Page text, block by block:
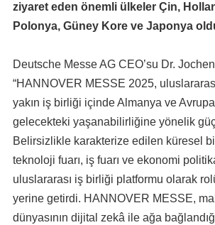
ziyaret eden önemli ülkeler Çin,
Polonya, Güney Kore ve Japonya
Deutsche Messe AG CEO’su Dr.
“HANNOVER MESSE 2025,
yakın iş birliği içinde Almanya ve
gelecekteki yaşanabilirliğine yönelik
Belirsizlikle karakterize edilen küresel
teknoloji fuarı, iş fuarı ve ekonomi
uluslararası iş birliği platformu olarak
yerine getirdi. HANNOVER MESSE,
dünyasının dijital zekâ ile ağa